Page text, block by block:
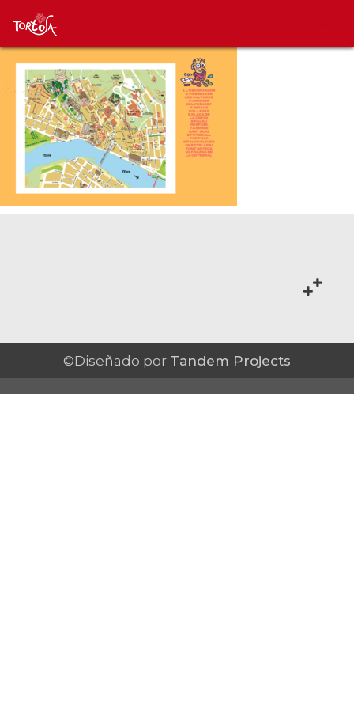
©Diseñado por Tandem Projects